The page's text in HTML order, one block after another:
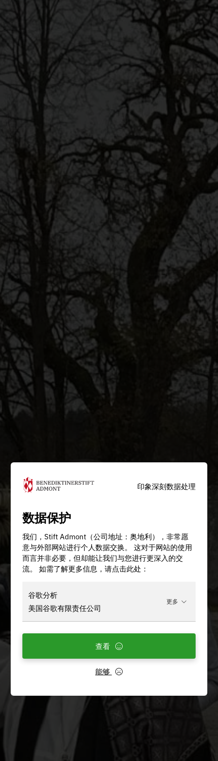
印象深刻数据处理
数据保护
我们，Stift Admont（公司地址：奥地利），非常愿
意与外部网站进行个人数据交换。 这对于网站的使用
而言并非必要，但却能让我们与您进行更深入的交
流。 如需了解更多信息，请点击此处：
谷歌分析
美国谷歌有限责任公司
更多
能够
查看